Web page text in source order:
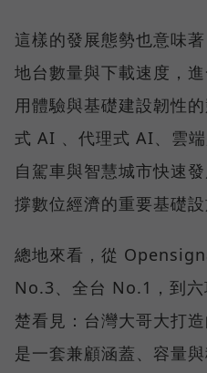
這樣的發展態勢也意味
地台數量與下載速度，
用體驗與基礎建設韌性
式 AI 、代理式 AI、雲端
自駕車與智慧城市快速
撐數位經濟的重要基礎設
總地來看，從
No.3、全台 No.1，到
楚看見：台灣大哥大打
是一套兼顧涵蓋、容量